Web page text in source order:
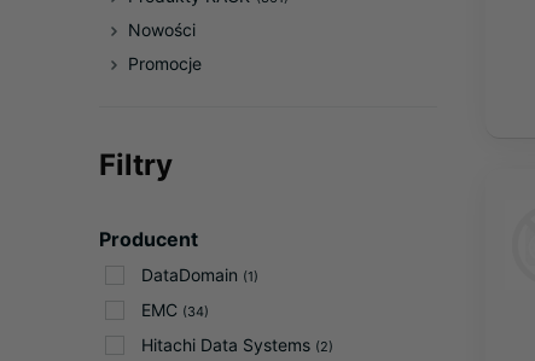
Nowości
Promocje
Filtry
Producent
DataDomain (1)
EMC (34)
Hitachi Data Systems (2)